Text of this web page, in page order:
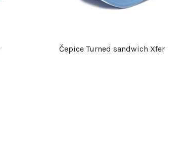
Čepice Turned sandwich Xfer